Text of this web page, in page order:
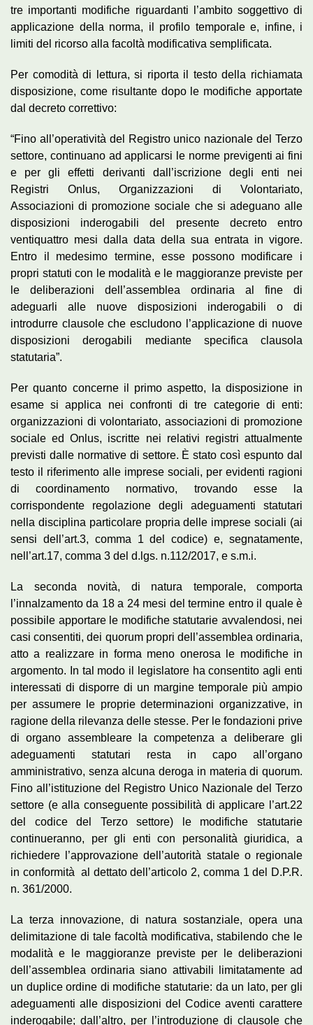
tre importanti modifiche riguardanti l’ambito soggettivo di
applicazione della norma, il profilo temporale e, infine, i
limiti del ricorso alla facoltà modificativa semplificata.
Per comodità di lettura, si riporta il testo della richiamata
disposizione, come risultante dopo le modifiche apportate
dal decreto correttivo:
“Fino all’operatività del Registro unico nazionale del Terzo
settore, continuano ad applicarsi le norme previgenti ai fini
e per gli effetti derivanti dall’iscrizione degli enti nei
Registri Onlus, Organizzazioni di Volontariato,
Associazioni di promozione sociale che si adeguano alle
disposizioni inderogabili del presente decreto entro
ventiquattro mesi dalla data della sua entrata in vigore.
Entro il medesimo termine, esse possono modificare i
propri statuti con le modalità e le maggioranze previste per
le deliberazioni dell’assemblea ordinaria al fine di
adeguarli alle nuove disposizioni inderogabili o di
introdurre clausole che escludono l’applicazione di nuove
disposizioni derogabili mediante specifica clausola
statutaria”.
Per quanto concerne il primo aspetto, la disposizione in
esame si applica nei confronti di tre categorie di enti:
organizzazioni di volontariato, associazioni di promozione
sociale ed Onlus, iscritte nei relativi registri attualmente
previsti dalle normative di settore. È stato così espunto dal
testo il riferimento alle imprese sociali, per evidenti ragioni
di coordinamento normativo, trovando esse la
corrispondente regolazione degli adeguamenti statutari
nella disciplina particolare propria delle imprese sociali (ai
sensi dell’art.3, comma 1 del codice) e, segnatamente,
nell’art.17, comma 3 del d.lgs. n.112/2017, e s.m.i.
La seconda novità, di natura temporale, comporta
l’innalzamento da 18 a 24 mesi del termine entro il quale è
possibile apportare le modifiche statutarie avvalendosi, nei
casi consentiti, dei quorum propri dell’assemblea ordinaria,
atto a realizzare in forma meno onerosa le modifiche in
argomento. In tal modo il legislatore ha consentito agli enti
interessati di disporre di un margine temporale più ampio
per assumere le proprie determinazioni organizzative, in
ragione della rilevanza delle stesse. Per le fondazioni prive
di organo assembleare la competenza a deliberare gli
adeguamenti statutari resta in capo all’organo
amministrativo, senza alcuna deroga in materia di quorum.
Fino all’istituzione del Registro Unico Nazionale del Terzo
settore (e alla conseguente possibilità di applicare l’art.22
del codice del Terzo settore) le modifiche statutarie
continueranno, per gli enti con personalità giuridica, a
richiedere l’approvazione dell’autorità statale o regionale
in conformità al dettato dell’articolo 2, comma 1 del D.P.R.
n. 361/2000.
La terza innovazione, di natura sostanziale, opera una
delimitazione di tale facoltà modificativa, stabilendo che le
modalità e le maggioranze previste per le deliberazioni
dell’assemblea ordinaria siano attivabili limitatamente ad
un duplice ordine di modifiche statutarie: da un lato, per gli
adeguamenti alle disposizioni del Codice aventi carattere
inderogabile; dall’altro, per l’introduzione di clausole che